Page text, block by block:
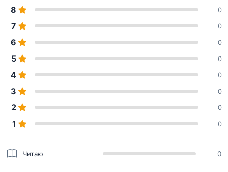
8 0
7 0
6 0
5 0
4 0
3 0
2 0
1 0
Читаю 0